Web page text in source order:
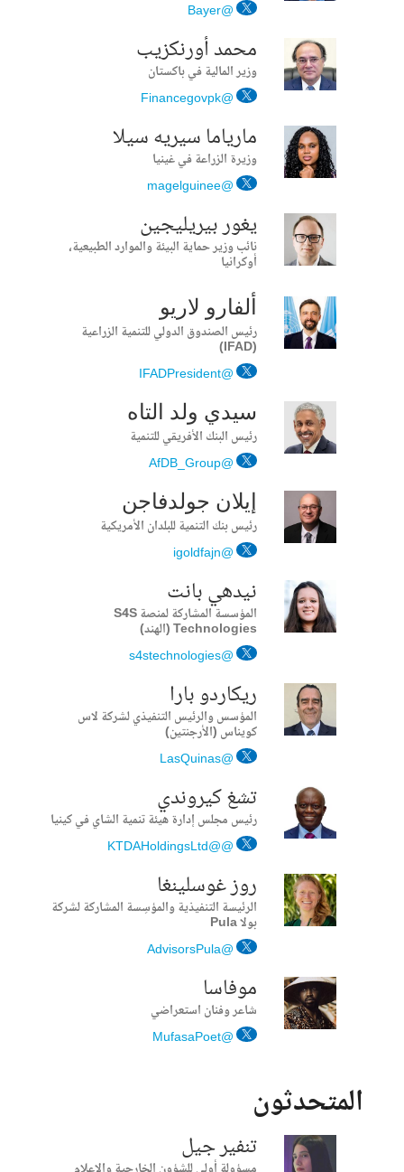
@Bayer
محمد أورنكزيب
وزير المالية في باكستان
@Financegovpk
مارياما سيريه سيلا
وزيرة الزراعة في غينيا
@magelguinee
يغور بيريليجين
نائب وزير حماية البيئة والموارد الطبيعية،
أوكرانيا
ألفارو لاريو
رئيس الصندوق الدولي للتنمية الزراعية
(IFAD)
@IFADPresident
سيدي ولد التاه
رئيس البنك الأفريقي للتنمية
@AfDB_Group
إيلان جولدفاجن
رئيس بنك التنمية للبلدان الأمريكية
@igoldfajn
نيدهي بانت
المؤسسة المشاركة لمنصة S4S
Technologies (الهند)
@s4stechnologies
ريكاردو بارا
المؤسس والرئيس التنفيذي لشركة لاس
كويناس (الأرجنتين)
@LasQuinas
تشغ كيروندي
رئيس مجلس إدارة هيئة تنمية الشاي في كينيا
@@KTDAHoldingsLtd
روز غوسلينغا
الرئيسة التنفيذية والمؤسِسة المشاركة لشركة
بولا Pula
@AdvisorsPula
موفاسا
شاعر وفنان استعراضي
@MufasaPoet
المتحدثون
تنفير جيل